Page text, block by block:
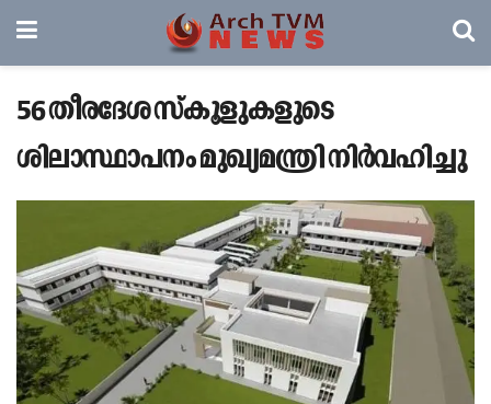
56 തീരദേശ സ്‌കൂളുകളുടെ
ശിലാസ്ഥാപനം മുഖ്യമന്ത്രി നിർവഹിച്ചു